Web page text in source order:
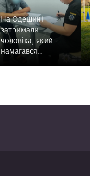
На Одещині
затримали
чоловіка, який
намагався